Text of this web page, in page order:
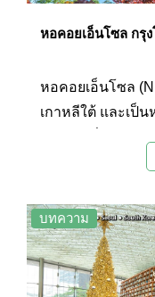
หอคอยเอ็นโซล กรุ
หอคอยเอ็นโซล
เกาหลีใต้ และเป็
มุมสูงได้โดยรอบ
เห็นแสงไฟระยิบร
ค้าต่างๆ ซึ่งมีควา
เวลา นอกจากนี้ใ
ประดับด้วยแสงไ
บทความ